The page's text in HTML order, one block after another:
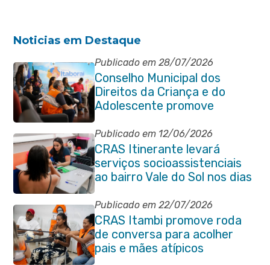
Noticias em Destaque
Publicado em 28/07/2026
Conselho Municipal dos
Direitos da Criança e do
Adolescente promove
reunião de alinhamento com
órgãos públicos
Publicado em 12/06/2026
CRAS Itinerante levará
serviços socioassistenciais
ao bairro Vale do Sol nos dias
15 e 16 de junho e Vila
Gabriela 18 de junho
Publicado em 22/07/2026
CRAS Itambi promove roda
de conversa para acolher
pais e mães atípicos